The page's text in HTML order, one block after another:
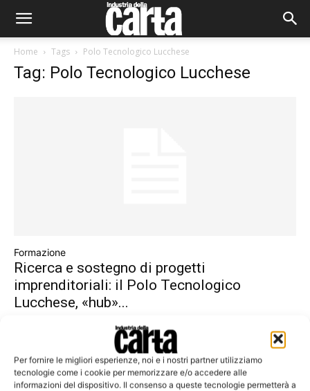
Per fornire le migliori esperienze, noi e i nostri partner utilizziamo
tecnologie come i cookie per memorizzare e/o accedere alle
informazioni del dispositivo. Il consenso a queste tecnologie permetterà a
Home Tags Polo Tecnologico Lucchese
Tag: Polo Tecnologico Lucchese
Formazione
Ricerca e sostegno di progetti
imprenditoriali: il Polo Tecnologico
Lucchese, «hub»...
Leggi la rivista